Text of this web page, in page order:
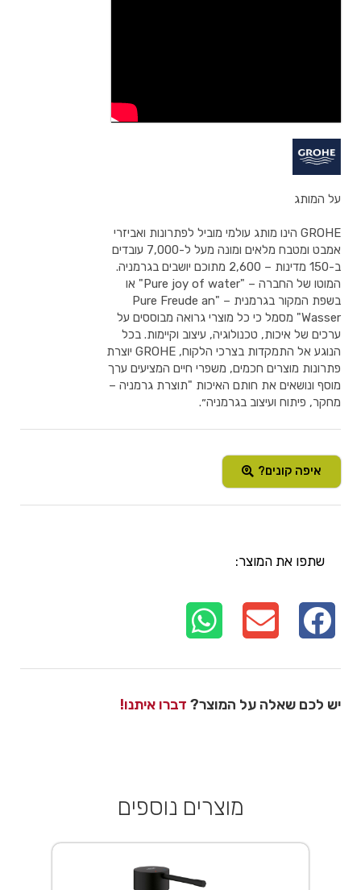
על המותג
GROHE הינו מותג עולמי מוביל לפתרונות ואביזרי
אמבט ומטבח מלאים ומונה מעל ל-7,000 עובדים
ב-150 מדינות – 2,600 מתוכם יושבים בגרמניה.
המוטו של החברה – "Pure joy of water" או
בשפת המקור בגרמנית – "Pure Freude an
Wasser" מסמל כי כל מוצרי גרואה מבוססים על
ערכים של איכות, טכנולוגיה, עיצוב וקיימות. בכל
הנוגע אל התמקדות בצרכי הלקוח, GROHE יוצרת
פתרונות מוצרים חכמים, משפרי חיים המציעים ערך
מוסף ונושאים את חותם האיכות "תוצרת גרמניה –
מחקר, פיתוח ועיצוב בגרמניה״.
איפה קונים?
שתפו את המוצר:
יש לכם שאלה על המוצר? דברו איתנו!
מוצרים נוספים